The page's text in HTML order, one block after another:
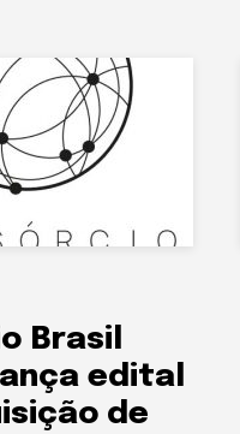
Brasil
edital
de